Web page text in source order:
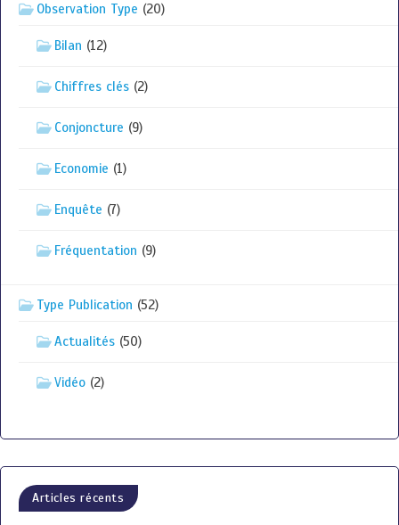
Observation Type (20)
Bilan (12)
Chiffres clés (2)
Conjoncture (9)
Economie (1)
Enquête (7)
Fréquentation (9)
Type Publication (52)
Actualités (50)
Vidéo (2)
Articles récents